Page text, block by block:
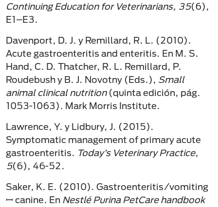
Continuing Education for Veterinarians, 35(6),
E1–E3.
Davenport, D. J. y Remillard, R. L. (2010).
Acute gastroenteritis and enteritis. En M. S.
Hand, C. D. Thatcher, R. L. Remillard, P.
Roudebush y B. J. Novotny (Eds.), Small
animal clinical nutrition(quinta edición, pág.
1053-1063). Mark Morris Institute.
Lawrence, Y. y Lidbury, J. (2015).
Symptomatic management of primary acute
gastroenteritis. Today’s Veterinary Practice,
5(6), 46-52.
Saker, K. E. (2010). Gastroenteritis/vomiting
ꟷ canine. En Nestlé Purina PetCare handbook